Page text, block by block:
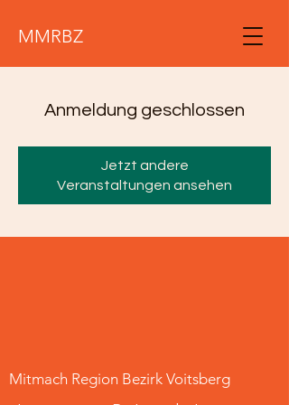
MMRBZ
Anmeldung geschlossen
Jetzt andere
Veranstaltungen ansehen
Mitmach Region Bezirk Voitsberg